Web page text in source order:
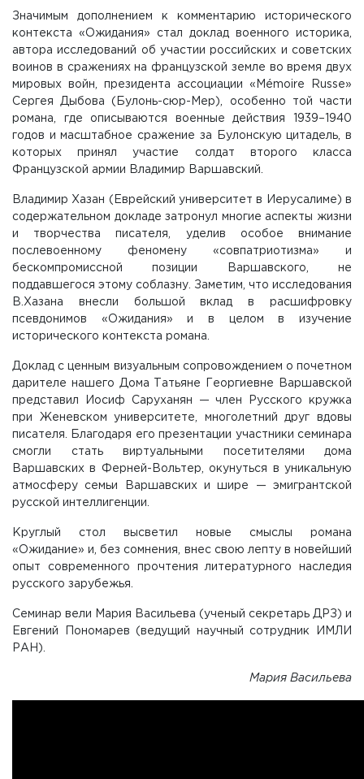
Значимым дополнением к комментарию исторического
контекста «Ожидания» стал доклад военного историка,
автора исследований об участии российских и советских
воинов в сражениях на французской земле во время двух
мировых войн, президента ассоциации «Mémoire Russe»
Сергея Дыбова (Булонь-сюр-Мер), особенно той части
романа, где описываются военные действия 1939–1940
годов и масштабное сражение за Булонскую цитадель, в
которых принял участие солдат второго класса
Французской армии Владимир Варшавский.
Владимир Хазан (Еврейский университет в Иерусалиме) в
содержательном докладе затронул многие аспекты жизни
и творчества писателя, уделив особое внимание
послевоенному феномену «совпатриотизма» и
бескомпромиссной позиции Варшавского, не
поддавшегося этому соблазну. Заметим, что исследования
В.Хазана внесли большой вклад в расшифровку
псевдонимов «Ожидания» и в целом в изучение
исторического контекста романа.
Доклад с ценным визуальным сопровождением о почетном
дарителе нашего Дома Татьяне Георгиевне Варшавской
представил Иосиф Саруханян — член Русского кружка
при Женевском университете, многолетний друг вдовы
писателя. Благодаря его презентации участники семинара
смогли стать виртуальными посетителями дома
Варшавских в Ферней-Вольтер, окунуться в уникальную
атмосферу семьи Варшавских и шире — эмигрантской
русской интеллигенции.
Круглый стол высветил новые смыслы романа
«Ожидание» и, без сомнения, внес свою лепту в новейший
опыт современного прочтения литературного наследия
русского зарубежья.
Семинар вели Мария Васильева (ученый секретарь ДРЗ) и
Евгений Пономарев (ведущий научный сотрудник ИМЛИ
РАН).
Мария Васильева